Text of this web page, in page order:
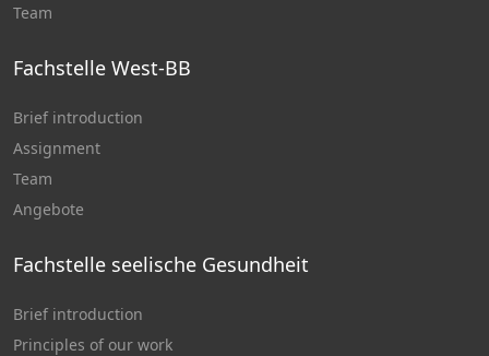
Team
Fachstelle West-BB
Brief introduction
Assignment
Team
Angebote
Fachstelle seelische Gesundheit
Brief introduction
Principles of our work